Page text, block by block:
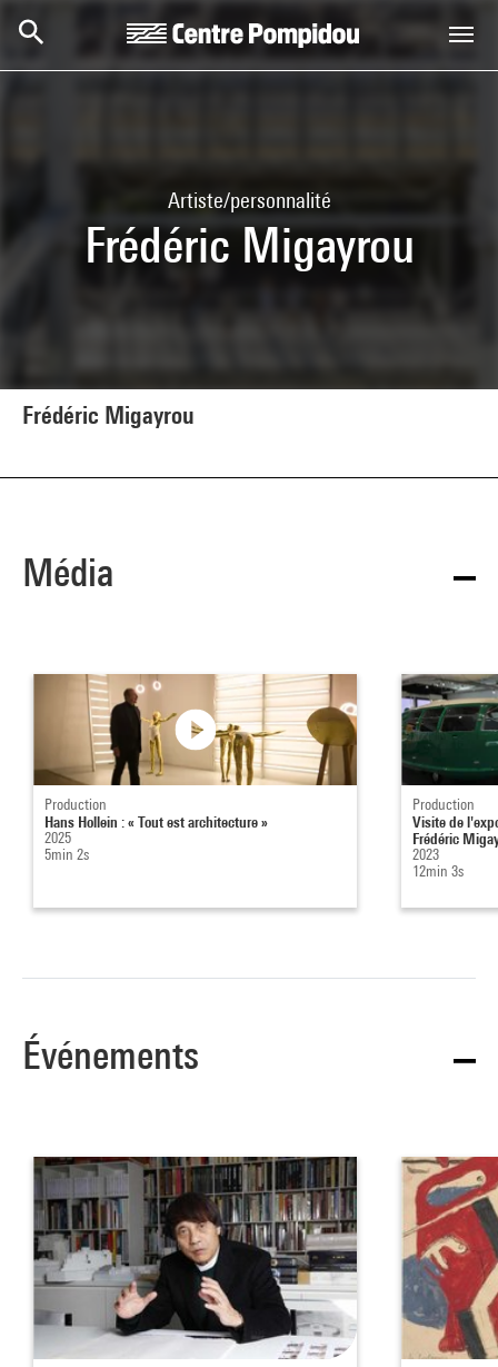
Artiste/personnalité
Frédéric Migayrou
Frédéric Migayrou
Média
Production
Hans Hollein : « Tout est architecture »
2025
5min 2s
Production
Visite de
Frédéric
2023
12min 3s
Événements